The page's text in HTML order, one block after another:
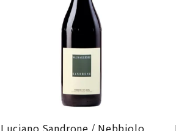
Luciano Sandrone / Nebbiolo